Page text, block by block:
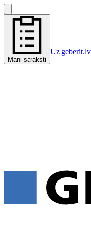
Mani saraksti
Uz geberit.lv